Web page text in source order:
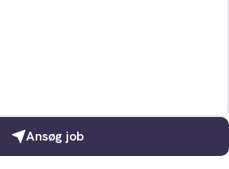
Ansøg job